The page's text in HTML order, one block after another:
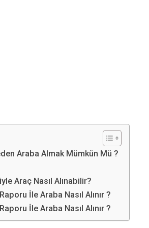
Araba Almak Mümkün Mü ?
Araç Nasıl Alınabilir?
İle Araba Nasıl Alınır ?
İle Araba Nasıl Alınır ?